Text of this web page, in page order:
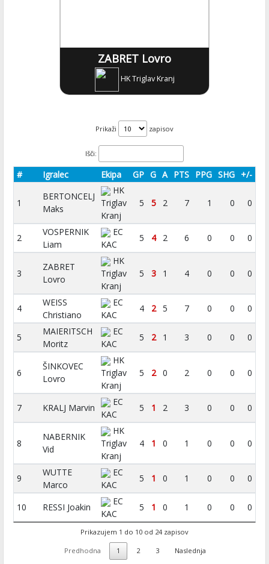
ZABRET Lovro
HK Triglav Kranj
Prikaži zapisov
Išči:
# Igralec Ekipa GP G A PTS PPG SHG +/-
1
BERTONCELJ
Maks
HK
Triglav
Kranj
5 5 2 7 1 0 0
2
VOSPERNIK
Liam
EC
KAC
5 4 2 6 0 0 0
3
ZABRET
Lovro
HK
Triglav
Kranj
5 3 1 4 0 0 0
4
WEISS
Christiano
EC
KAC
4 2 5 7 0 0 0
5
MAIERITSCH
Moritz
EC
KAC
5 2 1 3 0 0 0
6
ŠINKOVEC
Lovro
HK
Triglav
Kranj
5 2 0 2 0 0 0
7 KRALJ Marvin
EC
KAC
5 1 2 3 0 0 0
8
NABERNIK
Vid
HK
Triglav
Kranj
4 1 0 1 0 0 0
9
WUTTE
Marco
EC
KAC
5 1 0 1 0 0 0
10 RESSI Joakin
EC
KAC
5 1 0 1 0 0 0
Prikazujem 1 do 10 od 24 zapisov
Predhodna 1 2 3 Naslednja